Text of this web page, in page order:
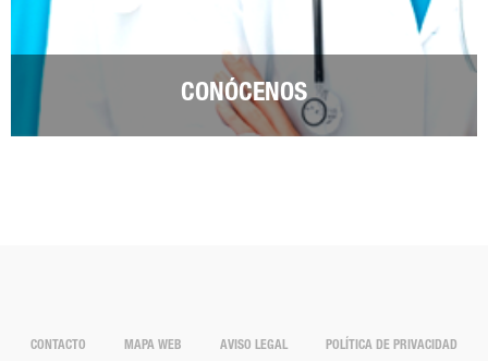
CONÓCENOS
CONTACTO MAPA WEB AVISO LEGAL POLÍTICA DE PRIVACIDAD